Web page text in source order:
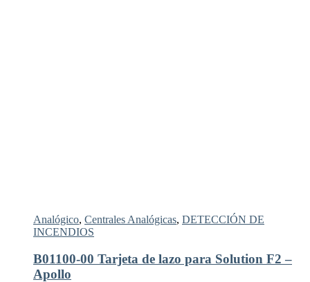
Analógico, Centrales Analógicas, DETECCIÓN DE
INCENDIOS
B01100-00 Tarjeta de lazo para Solution F2 –
Apollo